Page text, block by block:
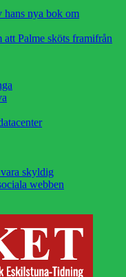
hans nya bok om
Palme sköts framifrån
skyldig
webben